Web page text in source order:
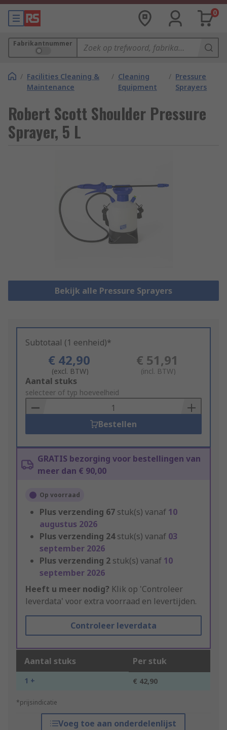
0
Fabrikantnummer
/ Facilities Cleaning &
Maintenance
/ Cleaning
Equipment
/ Pressure
Sprayers
Robert Scott Shoulder Pressure
Sprayer, 5 L
Bekijk alle Pressure Sprayers
Subtotaal (1 eenheid)*
€ 42,90
(excl. BTW)
€ 51,91
(incl. BTW)
Add
to
Basket
Aantal stuks
selecteer of typ hoeveelheid
Bestellen
GRATIS bezorging voor bestellingen van
meer dan € 90,00
Op voorraad
Plus verzending 67 stuk(s) vanaf 10
augustus 2026
Plus verzending 24stuk(s) vanaf 03
september 2026
Plus verzending 2 stuk(s) vanaf 10
september 2026
Heeft u meer nodig? Klik op 'Controleer
leverdata' voor extra voorraad en levertijden.
Controleer leverdata
Aantal stuks Per stuk
1 + € 42,90
*prijsindicatie
Voeg toe aan onderdelenlijst